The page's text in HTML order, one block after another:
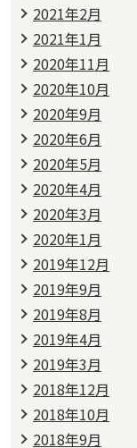
2021年2月
2021年1月
2020年11月
2020年10月
2020年9月
2020年6月
2020年5月
2020年4月
2020年3月
2020年1月
2019年12月
2019年9月
2019年8月
2019年4月
2019年3月
2018年12月
2018年10月
2018年9月